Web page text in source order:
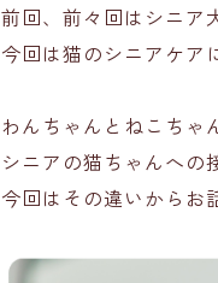
前回、前々回はシニア
今回は猫のシニアケア
わんちゃんとねこちゃ
シニアの猫ちゃんへの
今回はその違いからお